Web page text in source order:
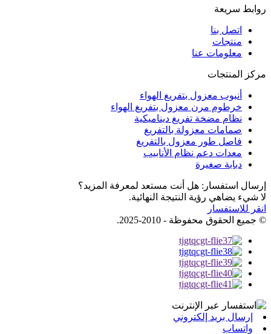
روابط سريعة
اتصل بنا
منتجات
معلومات عنا
مركز المنتجات
أنبوب معزول بتفريغ الهواء
خرطوم مرن معزول بتفريغ الهواء
نظام مضخة تفريغ ديناميكية
صمامات معزولة بالتفريغ
فاصل طور معزول بالتفريغ
معدات دعم نظام الأنابيب
دبابة صغيرة
إرسال استفسار: هل أنت مستعد لمعرفة المزيد؟
لا شيء يضاهي رؤية النتيجة النهائية.
انقر للاستفسار
© جميع الحقوق محفوظة - 2010-2025.
إرسال بريد إلكتروني
واتساب